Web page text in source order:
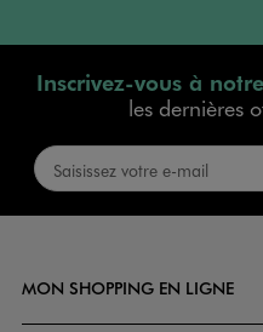
Inscrivez-vous à
les dernières
MON SHOPPING EN LIGNE